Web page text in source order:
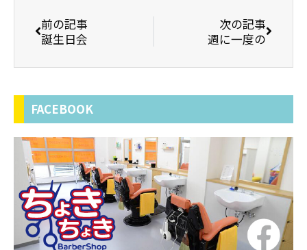
前の記事
誕生日会
次の記事
週に一度の
FACEBOOK